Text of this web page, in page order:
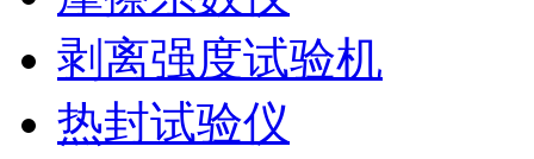
剥离强度试验机
热封试验仪